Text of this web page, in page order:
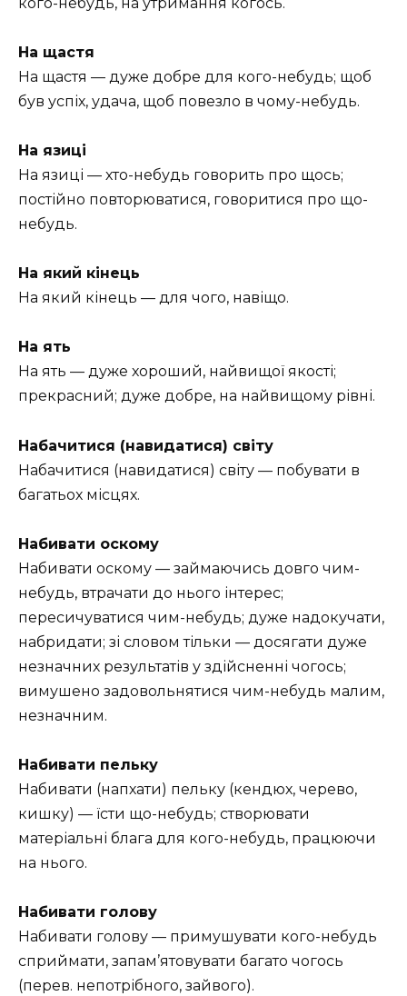
На щастя
На щастя — дуже добре для кого-небудь; щоб
був успіх, удача, щоб повезло в чому-небудь.
На язиці
На язиці — хто-небудь говорить про щось;
постійно повторюватися, говоритися про що-
небудь.
На який кінець
На який кінець — для чого, навіщо.
На ять
На ять — дуже хороший, найвищої якості;
прекрасний; дуже добре, на найвищому рівні.
Набачитися (навидатися) світу
Набачитися (навидатися) світу — побувати в
багатьох місцях.
Набивати оскому
Набивати оскому — займаючись довго чим-
небудь, втрачати до нього інтерес;
пересичуватися чим-небудь; дуже надокучати,
набридати; зі словом тільки — досягати дуже
незначних результатів у здійсненні чогось;
вимушено задовольнятися чим-небудь малим,
незначним.
Набивати пельку
Набивати (напхати) пельку (кендюх, черево,
кишку) — їсти що-небудь; створювати
матеріальні блага для кого-небудь, працюючи
на нього.
Набивати голову
Набивати голову — примушувати кого-небудь
сприймати, запам’ятовувати багато чогось
(перев. непотрібного, зайвого).